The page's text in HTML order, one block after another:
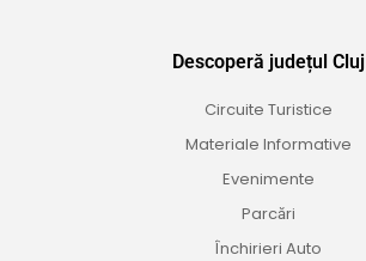
Descoperă județul Cluj
Circuite Turistice
Materiale Informative
Evenimente
Parcări
Închirieri Auto